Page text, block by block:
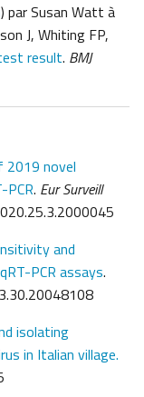
) par Susan Watt à
J, Whiting FP,
result. BMJ
novel
. Eur Surveill
and
PCR assays.
isolating
in Italian village.